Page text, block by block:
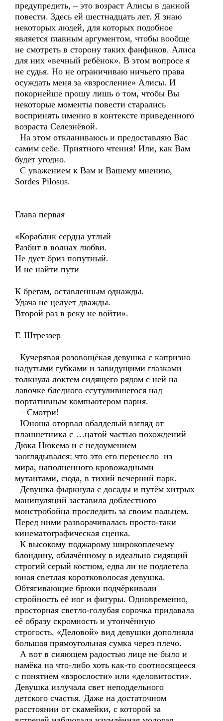
предупредить, – это возраст Алисы в данной
повести. Здесь ей шестнадцать лет. Я знаю
некоторых людей, для которых подобное
является главным аргументом, чтобы вообще
не смотреть в сторону таких фанфиков. Алиса
для них «вечный ребёнок». В этом вопросе я
не судья. Но не ограничиваю ничьего права
осуждать меня за «взросление» Алисы. И
покорнейше прошу лишь о том, чтобы Вы
некоторые моменты повести старались
воспринять именно в контексте приведенного
возраста Селезнёвой.
На этом откланиваюсь и предоставляю Вас
самим себе. Приятного чтения! Или, как Вам
будет угодно.
С уважением к Вам и Вашему мнению,
Sordes Pilosus.
Глава первая
«Кораблик сердца утлый
Разбит в волнах любви.
Не дует бриз попутный.
И не найти пути
К брегам, оставленным однажды.
Удача не целует дважды.
Второй раз в реку не войти».
Г. Штреззер
Кучерявая розовощёкая девушка с капризно
надутыми губками и завидущими глазками
толкнула локтем сидящего рядом с ней на
лавочке бледного ссутулившегося над
портативным компьютером парня.
– Смотри!
Юноша оторвал обалделый взгляд от
планшетника с …цатой частью похождений
Дюка Нюкема и с недоумением
заоглядывался: что это его перенесло из
мира, наполненного кровожадными
мутантами, сюда, в тихий вечерний парк.
Девушка фыркнула с досады и путём хитрых
манипуляций заставила доблестного
монстробойца проследить за своим пальцем.
Перед ними разворачивалась просто-таки
кинематографическая сценка.
К высокому поджарому широкоплечему
блондину, облачённому в идеально сидящий
строгий серый костюм, едва ли не подлетела
юная светлая коротковолосая девушка.
Обтягивающие брюки подчёркивали
стройность её ног и фигуры. Одновременно,
просторная светло-голубая сорочка придавала
её образу скромность и утончённую
строгость. «Деловой» вид девушки дополняла
большая прямоугольная сумка через плечо.
А вот в сияющем радостью лице не было и
намёка на что-либо хоть как-то соотносящееся
с понятием «взрослости» или «деловитости».
Девушка излучала свет неподдельного
детского счастья. Даже на достаточном
расстоянии от скамейки, с которой за